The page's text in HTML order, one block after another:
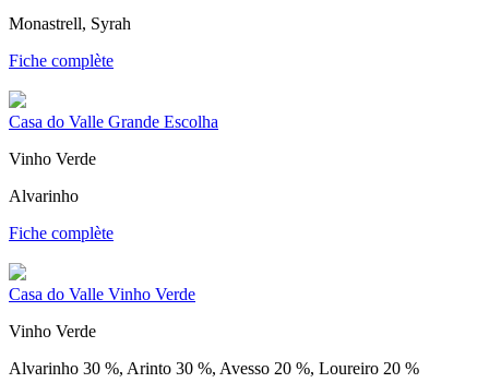
Monastrell, Syrah
Fiche complète
Casa do Valle Grande Escolha
Vinho Verde
Alvarinho
Fiche complète
Casa do Valle Vinho Verde
Vinho Verde
Alvarinho 30 %, Arinto 30 %, Avesso 20 %, Loureiro 20 %